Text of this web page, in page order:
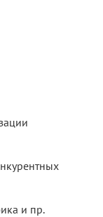
и пр.